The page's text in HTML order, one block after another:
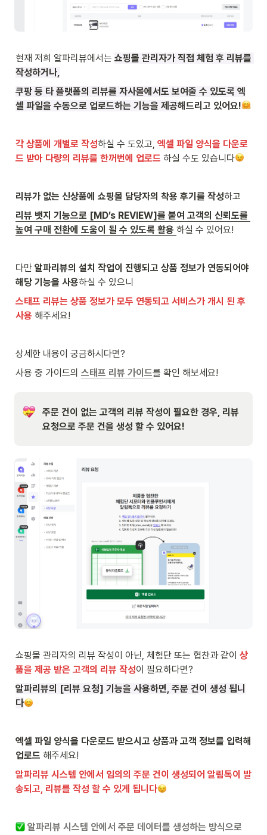
현재 저희 알파리뷰에서는 쇼핑몰 관리자가 직접 체험 후 리뷰를
작성하거나,
쿠팡 등 타 플랫폼의 리뷰를 자사몰에서도 보여줄 수 있도록 엑
셀 파일을 수동으로 업로드하는 기능을 제공해드리고 있어요!
각 상품에 개별로 작성하실 수 도있고, 엑셀 파일 양식을 다운로
드 받아 다량의 리뷰를 한꺼번에 업로드 하실 수도 있습니다
리뷰가 없는 신상품에 쇼핑몰 담당자의 착용 후기를 작성하고
리뷰 뱃지 기능으로 [MD’s REVIEW]를 붙여 고객의 신뢰도를
높여 구매 전환에 도움이 될 수 있도록 활용 하실 수 있어요!
다만 알파리뷰의 설치 작업이 진행되고 상품 정보가 연동되어야
해당 기능을 사용하실 수 있으니
스태프 리뷰는 상품 정보가 모두 연동되고 서비스가 개시 된 후
사용 해주세요!
상세한 내용이 궁금하시다면?
사용 중 가이드의 스태프 리뷰 가이드를 확인 해보세요!
주문 건이 없는 고객의 리뷰 작성이 필요한 경우, 리뷰
요청으로 주문 건을 생성 할 수 있어요!
쇼핑몰 관리자의 리뷰 작성이 아닌, 체험단 또는 협찬과 같이 상
품을 제공 받은 고객의 리뷰 작성이 필요하다면?
알파리뷰의 [리뷰 요청] 기능을 사용하면, 주문 건이 생성 됩니
다
엑셀 파일 양식을 다운로드 받으시고 상품과 고객 정보를 입력해
업로드 해주세요!
알파리뷰 시스템 안에서 임의의 주문 건이 생성되어 알림톡이 발
송되고, 리뷰를 작성 할 수 있게 됩니다
알파리뷰 시스템 안에서 주문 데이터를 생성하는 방식으로